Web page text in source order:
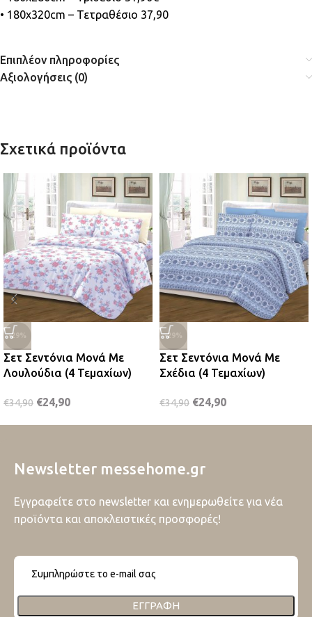
• 180x320cm – Τετραθέσιο 37,90
Επιπλέον πληροφορίες
Αξιολογήσεις (0)
Σχετικά προϊόντα
-29%
Σετ Σεντόνια Μονά Με
Λουλούδια (4 Τεμαχίων)
€34,90 €24,90
-29%
Σετ Σεντόνια Μονά Με
Σχέδια (4 Τεμαχίων)
€34,90 €24,90
Newsletter messehome.gr
Εγγραφείτε στο newsletter και ενημερωθείτε για νέα
προϊόντα και αποκλειστικές προσφορές!
ΕΓΓΡΑΦΉ